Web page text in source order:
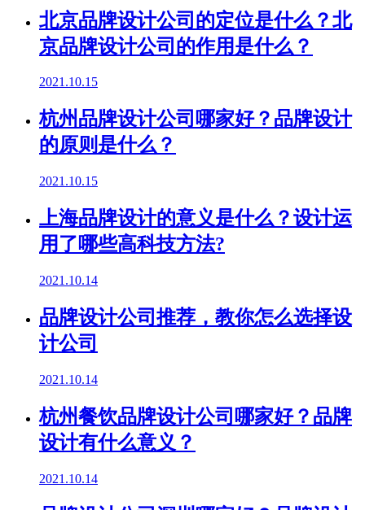
北京品牌设计公司的定位是什么？北
京品牌设计公司的作用是什么？
2021.10.15
杭州品牌设计公司哪家好？品牌设计
的原则是什么？
2021.10.15
上海品牌设计的意义是什么？设计运
用了哪些高科技方法?
2021.10.14
品牌设计公司推荐，教你怎么选择设
计公司
2021.10.14
杭州餐饮品牌设计公司哪家好？品牌
设计有什么意义？
2021.10.14